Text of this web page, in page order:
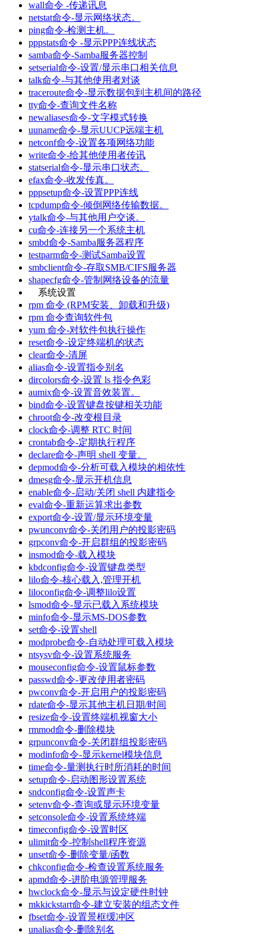
wall命令 -传递讯息
netstat命令-显示网络状态。
ping命令-检测主机。
pppstats命令 -显示PPP连线状态
samba命令-Samba服务器控制
setserial命令-设置/显示串口相关信息
talk命令-与其他使用者对谈
traceroute命令-显示数据包到主机间的路径
tty命令-查询文件名称
newaliases命令-文字模式转换
uuname命令-显示UUCP远端主机
netconf命令-设置各项网络功能
write命令-给其他使用者传讯
statserial命令-显示串口状态。
efax命令-收发传真。
pppsetup命令-设置PPP连线
tcpdump命令-倾倒网络传输数据。
ytalk命令-与其他用户交谈。
cu命令-连接另一个系统主机
smbd命令-Samba服务器程序
testparm命令-测试Samba设置
smbclient命令-存取SMB/CIFS服务器
shapecfg命令-管制网络设备的流量
系统设置
rpm 命令 (RPM安装、卸载和升级)
rpm 命令查询软件包
yum 命令-对软件包执行操作
reset命令-设定终端机的状态
clear命令-清屏
alias命令-设置指令别名
dircolors命令-设置 ls 指令色彩
aumix命令-设置音效装置。
bind命令-设置键盘按键相关功能
chroot命令-改变根目录
clock命令-调整 RTC 时间
crontab命令-定期执行程序
declare命令-声明 shell 变量。
depmod命令-分析可载入模块的相依性
dmesg命令-显示开机信息
enable命令-启动/关闭 shell 内建指令
eval命令-重新运算求出参数
export命令-设置/显示环境变量
pwunconv命令-关闭用户的投影密码
grpconv命令-开启群组的投影密码
insmod命令-载入模块
kbdconfig命令-设置键盘类型
lilo命令-核心载入,管理开机
liloconfig命令-调整lilo设置
lsmod命令-显示已载入系统模块
minfo命令-显示MS-DOS参数
set命令-设置shell
modprobe命令-自动处理可载入模块
ntsysv命令-设置系统服务
mouseconfig命令-设置鼠标参数
passwd命令-更改使用者密码
pwconv命令-开启用户的投影密码
rdate命令-显示其他主机日期/时间
resize命令-设置终端机视窗大小
rmmod命令-删除模块
grpunconv命令-关闭群组投影密码
modinfo命令-显示kernel模块信息
time命令-量测执行时所消耗的时间
setup命令-启动图形设置系统
sndconfig命令-设置声卡
setenv命令-查询或显示环境变量
setconsole命令-设置系统终端
timeconfig命令-设置时区
ulimit命令-控制shell程序资源
unset命令-删除变量/函数
chkconfig命令-检查设置系统服务
apmd命令-进阶电源管理服务
hwclock命令-显示与设定硬件时钟
mkkickstart命令-建立安装的组态文件
fbset命令-设置景框缓冲区
unalias命令-删除别名